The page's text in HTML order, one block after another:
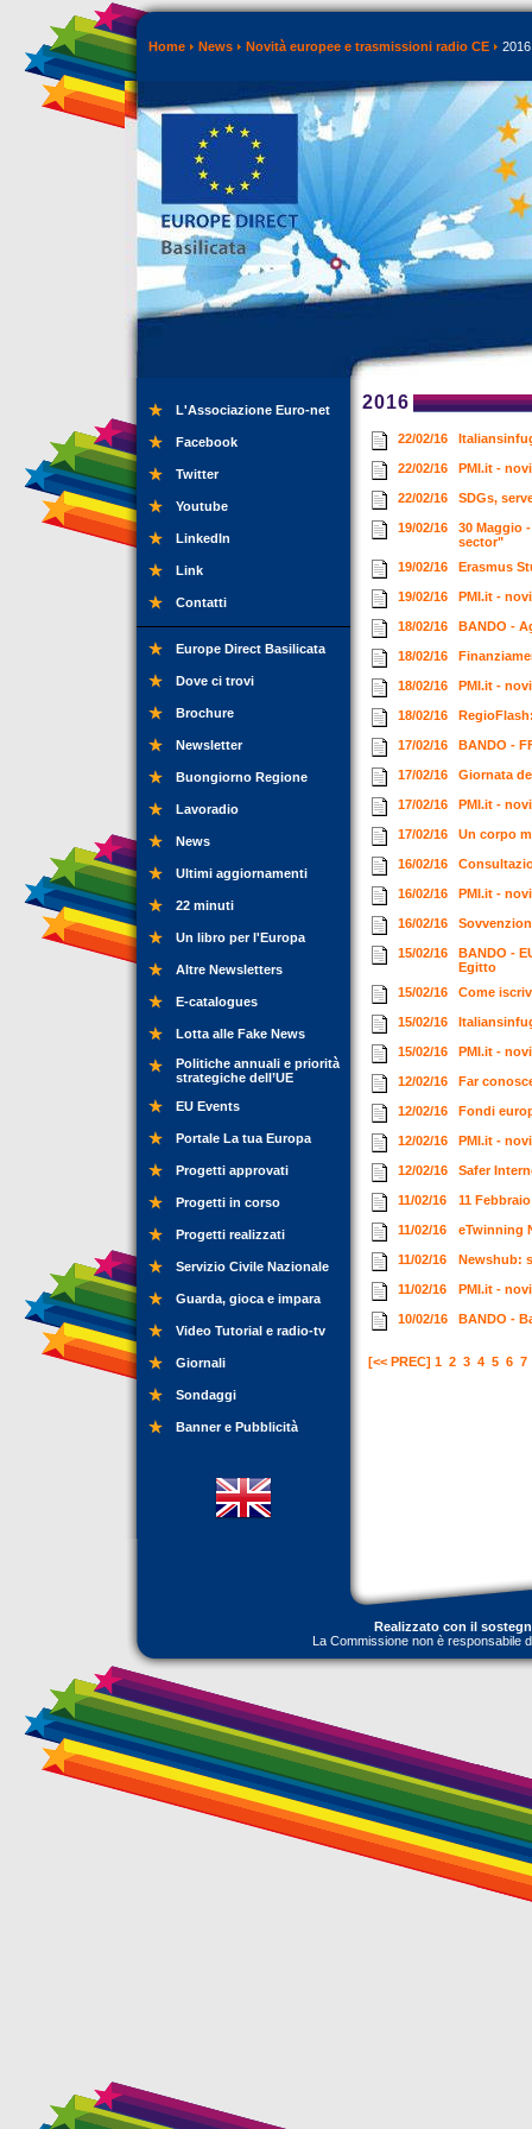
Home News Novità europee e trasmissioni radio CE 2016
L'Associazione Euro-net
Facebook
Twitter
Youtube
LinkedIn
Link
Contatti
Europe Direct Basilicata
Dove ci trovi
Brochure
Newsletter
Buongiorno Regione
Lavoradio
News
Ultimi aggiornamenti
22 minuti
Un libro per l'Europa
Altre Newsletters
E-catalogues
Lotta alle Fake News
Politiche annuali e priorità
strategiche dell’UE
EU Events
Portale La tua Europa
Progetti approvati
Progetti in corso
Progetti realizzati
Servizio Civile Nazionale
Guarda, gioca e impara
Video Tutorial e radio-tv
Giornali
Sondaggi
Banner e Pubblicità
2016
22/02/16
22/02/16 PMI.it -
22/02/16 SDGs,
19/02/16
30 Maggio
sector"
19/02/16
Erasmus
19/02/16 PMI.it -
18/02/16 BANDO -
18/02/16
18/02/16 PMI.it -
18/02/16
17/02/16 BANDO -
17/02/16 Giornata
17/02/16 PMI.it -
17/02/16 Un corpo
16/02/16
16/02/16 PMI.it -
16/02/16
15/02/16
BANDO -
Egitto
15/02/16
Come
15/02/16
15/02/16 PMI.it -
12/02/16 Far
12/02/16 Fondi
12/02/16 PMI.it -
12/02/16 Safer
11/02/16 11
11/02/16 eTwinning
11/02/16 Newshub:
11/02/16 PMI.it -
10/02/16 BANDO -
[<< PREC] 1 2 3 4 5 6 7
Realizzato con il
La Commissione non è responsabile